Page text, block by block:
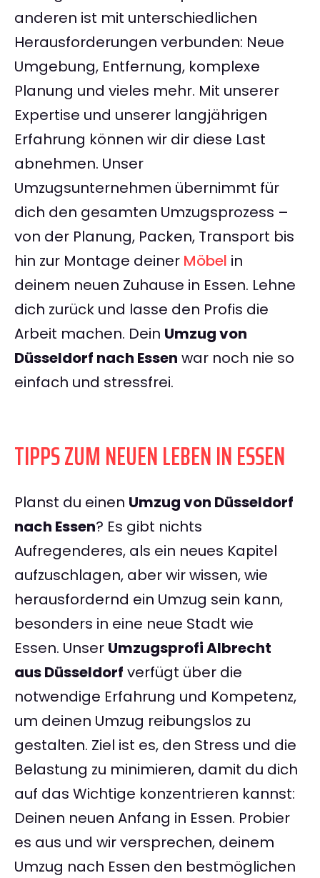
anderen ist mit unterschiedlichen
Herausforderungen verbunden: Neue
Umgebung, Entfernung, komplexe
Planung und vieles mehr. Mit unserer
Expertise und unserer langjährigen
Erfahrung können wir dir diese Last
abnehmen. Unser
Umzugsunternehmen übernimmt für
dich den gesamten Umzugsprozess –
von der Planung, Packen, Transport bis
hin zur Montage deiner Möbel in
deinem neuen Zuhause in Essen. Lehne
dich zurück und lasse den Profis die
Arbeit machen. Dein Umzug von
Düsseldorf nach Essen war noch nie so
einfach und stressfrei.
TIPPS ZUM NEUEN LEBEN IN ESSEN
Planst du einen Umzug von Düsseldorf
nach Essen? Es gibt nichts
Aufregenderes, als ein neues Kapitel
aufzuschlagen, aber wir wissen, wie
herausfordernd ein Umzug sein kann,
besonders in eine neue Stadt wie
Essen. Unser Umzugsprofi Albrecht
aus Düsseldorf verfügt über die
notwendige Erfahrung und Kompetenz,
um deinen Umzug reibungslos zu
gestalten. Ziel ist es, den Stress und die
Belastung zu minimieren, damit du dich
auf das Wichtige konzentrieren kannst:
Deinen neuen Anfang in Essen. Probier
es aus und wir versprechen, deinem
Umzug nach Essen den bestmöglichen